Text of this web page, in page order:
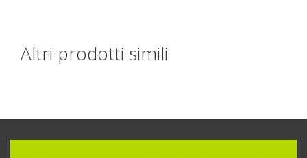
Altri prodotti simili